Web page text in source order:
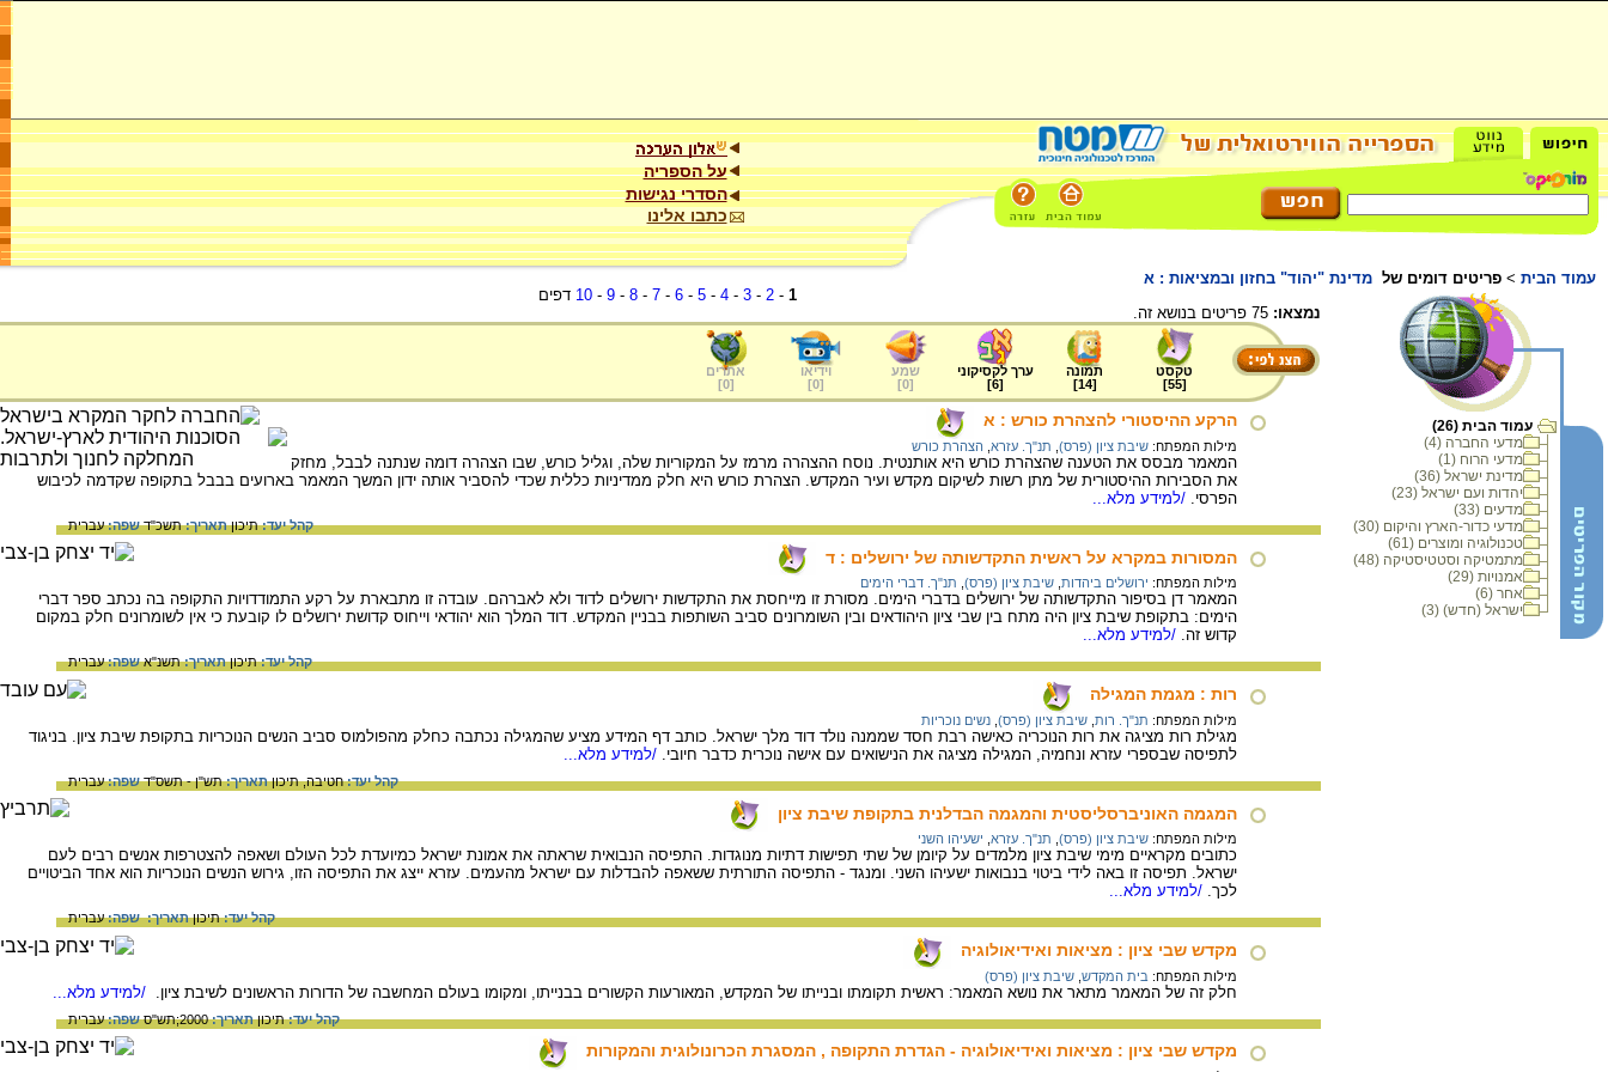
על הספריה
הסדרי נגישות
כתבו אלינו
עמוד הבית > פריטים דומים של מדינת "יהוד" בחזון ובמציאות : א
עמוד הבית (26)
מדעי החברה (4)
מדעי הרוח (1)
מדינת ישראל (36)
יהדות ועם ישראל (23)
מדעים (33)
מדעי כדור-הארץ והיקום (30)
טכנולוגיה ומוצרים (61)
מתמטיקה וסטטיסטיקה (48)
אמנויות (29)
אחר (6)
ישראל (חדש) (3)
1
-
2
-
3
-
4
-
5
-
6
-
7
-
8
-
9
-
10 דפים
נמצאו:
טקסט
[
55
]
תמונה
[
14
]
ערך לקסיקוני
[
6
]
שמע
[
0
]
וידיאו
[
0
]
אתרים
[
0
]
הרקע ההיסטורי להצהרת כורש : א
מילות המפתח: שיבת ציון (פרס) תנ"ך. עזרא הצהרת כורש
המאמר מבסס את הטענה שהצהרת כורש היא אותנטית. נוסח ההצהרה מרמז על המקוריות שלה, וגליל כורש, שבו הצהרה דומה שנתנה לבבל, מחזק
את הסבירות ההיסטורית של מתן רשות לשיקום מקדש ועיר המקדש. הצהרת כורש היא חלק ממדיניות כללית שכדי להסביר אותה ידון המשך המאמר בארועים בבבל בתקופה שקדמה לכיבוש
הפרסי. /למידע מלא...
קהל יעד:תיכוןתאריך:תשכ"דשפה:עברית
המסורות במקרא על ראשית התקדשותה של ירושלים : ד
מילות המפתח: ירושלים ביהדות שיבת ציון (פרס) תנ"ך. דברי הימים
המאמר דן בסיפור התקדשותה של ירושלים בדברי הימים. מסורת זו מייחסת את התקדשות ירושלים לדוד ולא לאברהם. עובדה זו מתבארת על רקע התמודדויות התקופה בה נכתב ספר דברי
הימים: בתקופת שיבת ציון היה מתח בין שבי ציון היהודאים ובין השומרונים סביב השותפות בבניין המקדש. דוד המלך הוא יהודאי וייחוס קדושת ירושלים לו קובעת כי אין לשומרונים חלק במקום
קדוש זה. /למידע מלא...
קהל יעד:תיכוןתאריך:תשנ"אשפה:עברית
רות : מגמת המגילה
מילות המפתח: תנ"ך. רות שיבת ציון (פרס) נשים נוכריות
מגילת רות מציגה את רות הנוכריה כאישה רבת חסד שממנה נולד דוד מלך ישראל. כותב דף המידע מציע שהמגילה נכתבה כחלק מהפולמוס סביב הנשים הנוכריות בתקופת שיבת ציון. בניגוד
לתפיסה שבספרי עזרא ונחמיה, המגילה מציגה את הנישואים עם אישה נוכרית כדבר חיובי. /למידע מלא...
קהל יעד:חטיבה,תיכוןתאריך:תש"ן - תשס"דשפה:עברית
המגמה האוניברסליסטית והמגמה הבדלנית בתקופת שיבת ציון
מילות המפתח: שיבת ציון (פרס) תנ"ך. עזרא ישעיהו השני
כתובים מקראיים מימי שיבת ציון מלמדים על קיומן של שתי תפישות דתיות מנוגדות. התפיסה הנבואית שראתה את אמונת ישראל כמיועדת לכל העולם ושאפה להצטרפות אנשים רבים לעם
ישראל. תפיסה זו באה לידי ביטוי בנבואות ישעיהו השני. ומנגד - התפיסה התורתית ששאפה להבדלות עם ישראל מהעמים. עזרא ייצג את התפיסה הזו, גירוש הנשים הנוכריות הוא אחד הביטויים
לכך. /למידע מלא...
קהל יעד:תיכוןתאריך: שפה:עברית
מקדש שבי ציון : מציאות ואידיאולוגיה
מילות המפתח: בית המקדש שיבת ציון (פרס)
חלק זה של המאמר מתאר את נושא המאמר: ראשית תקומתו ובנייתו של המקדש, המאורעות הקשורים בבנייתו, ומקומו בעולם המחשבה של הדורות הראשונים לשיבת ציון. /למידע מלא...
קהל יעד:תיכוןתאריך:2000;תש"ס שפה:עברית
מקדש שבי ציון : מציאות ואידיאולוגיה - הגדרת התקופה , המסגרת הכרונולוגית והמקורות